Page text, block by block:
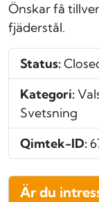
Önskar få
fjäderstål.
Status:
Kategori:
Svetsning
Qimtek-ID:
Är du